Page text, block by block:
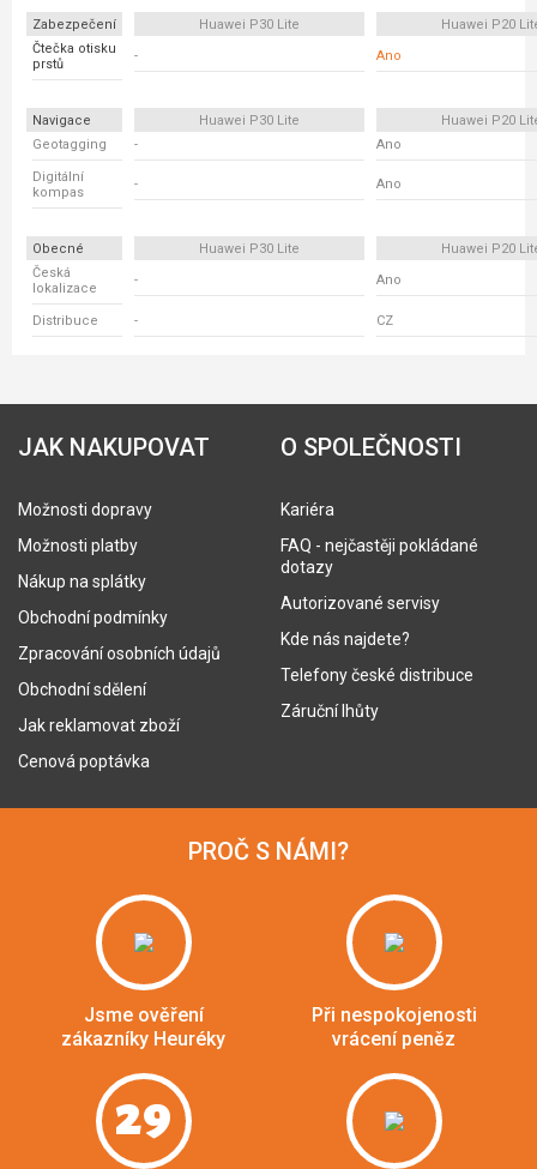
Zabezpečení Huawei P30 Lite
Huawei P20
Čtečka otisku
prstů
- Ano
Navigace Huawei P30 Lite
Huawei P20
Geotagging
- Ano
Digitální
kompas
- Ano
Obecné Huawei P30 Lite
Huawei P20
Česká
lokalizace
- Ano
Distribuce - CZ
JAK NAKUPOVAT
Možnosti dopravy
Možnosti platby
Nákup na splátky
Obchodní podmínky
Zpracování osobních údajů
Obchodní sdělení
Jak reklamovat zboží
Cenová poptávka
O SPOLEČNOSTI
Kariéra
FAQ - nejčastěji pokládané
dotazy
Autorizované servisy
Kde nás najdete?
Telefony české distribuce
Záruční lhůty
PROČ S NÁMI?
Jsme ověření
zákazníky Heuréky
Při nespokojenosti
vrácení peněz
29